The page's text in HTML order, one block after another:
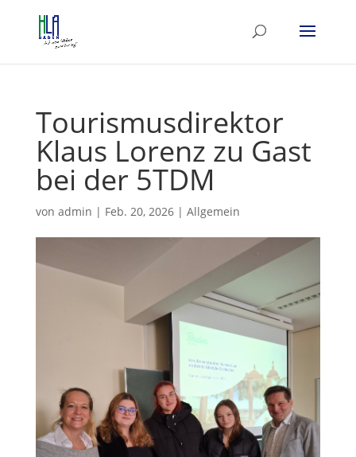
Tourismusdirektor
Klaus Lorenz zu Gast
bei der 5TDM
von admin | Feb. 20, 2026| Allgemein